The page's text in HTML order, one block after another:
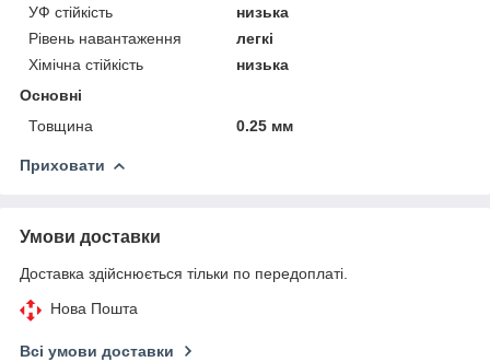
УФ стійкість
низька
Рівень навантаження
легкі
Хімічна стійкість
низька
Основні
Товщина
0.25 мм
Приховати
Умови доставки
Доставка здійснюється тільки по передоплаті.
Нова Пошта
Всі умови доставки